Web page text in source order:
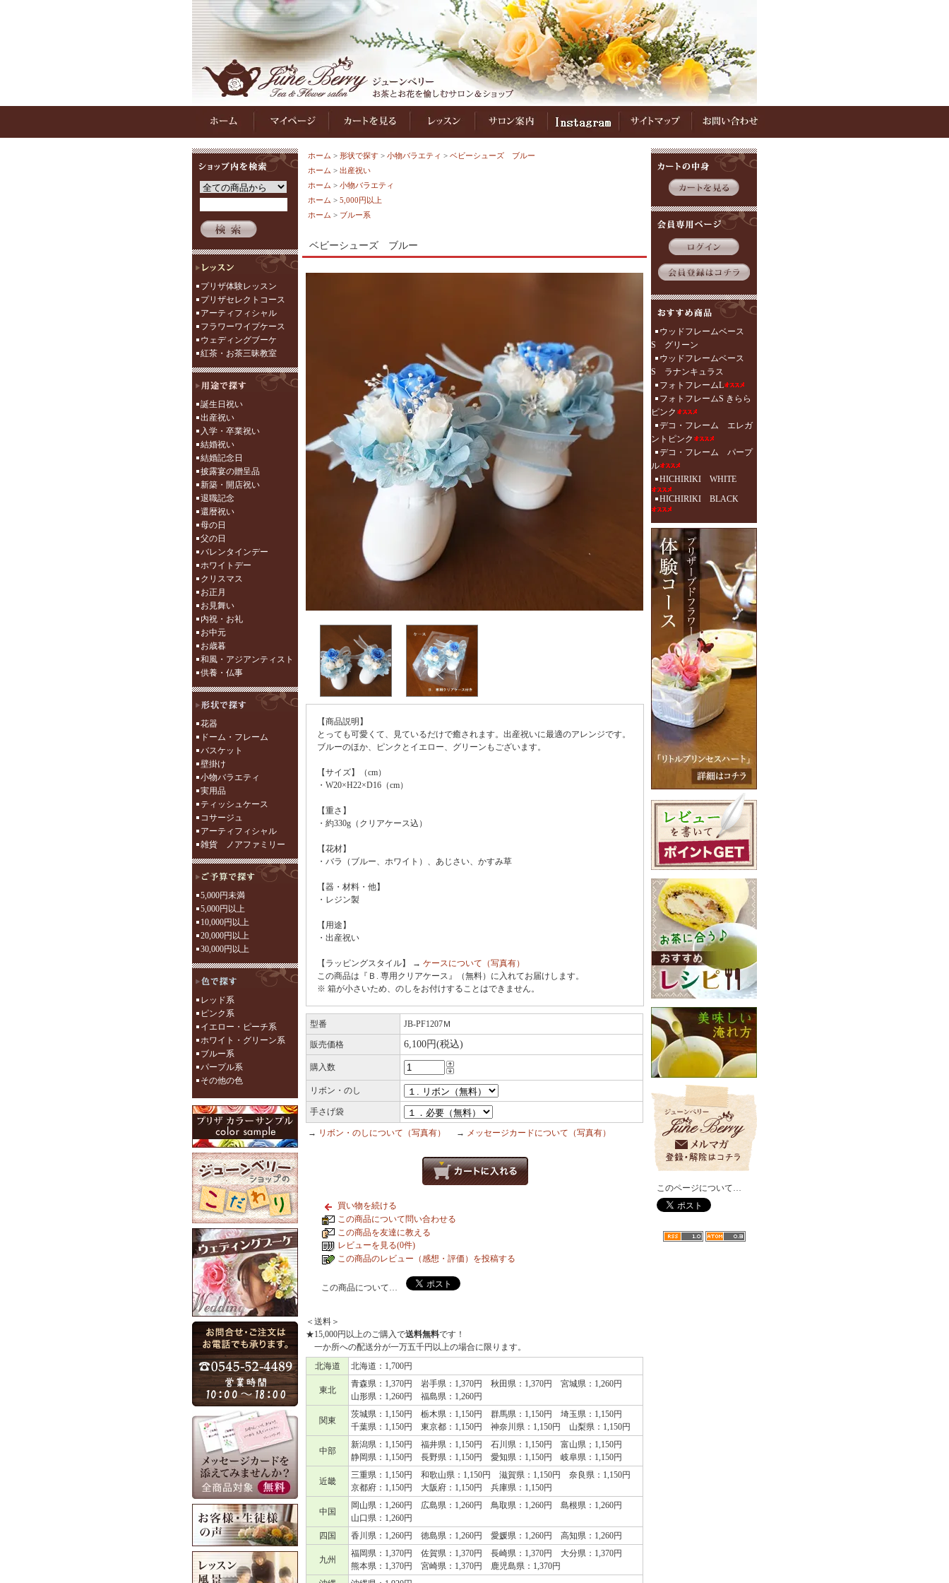
プリザ体験レッスン
プリザセレクトコース
アーティフィシャル
フラワーワイプケース
ウェディングブーケ
紅茶・お茶三昧教室
誕生日祝い
出産祝い
入学・卒業祝い
結婚祝い
結婚記念日
披露宴の贈呈品
新築・開店祝い
退職記念
還暦祝い
母の日
父の日
バレンタインデー
ホワイトデー
クリスマス
お正月
お見舞い
内祝・お礼
お中元
お歳暮
和風・アジアンティスト
供養・仏事
花器
ドーム・フレーム
バスケット
壁掛け
小物バラエティ
実用品
ティッシュケース
コサージュ
アーティフィシャル
雑貨 ノアファミリー
5,000円未満
5,000円以上
10,000円以上
20,000円以上
30,000円以上
レッド系
ピンク系
イエロー・ピーチ系
ホワイト・グリーン系
ブルー系
パープル系
その他の色
ホーム > 形状で探す > 小物バラエティ > ベビーシューズ ブルー
ホーム > 出産祝い
ホーム > 小物バラエティ
ホーム > 5,000円以上
ホーム > ブルー系
ベビーシューズ ブルー
【商品説明】
とっても可愛くて、見ているだけで癒されます。出産祝いに最適のアレンジです。
ブルーのほか、ピンクとイエロー、グリーンもございます。
【サイズ】（cm）
・W20×H22×D16（cm）
【重さ】
・約330g（クリアケース込）
【花材】
・バラ（ブルー、ホワイト）、あじさい、かすみ草
【器・材料・他】
・レジン製
【用途】
・出産祝い
【ラッピングスタイル】 → ケースについて（写真有）
この商品は『Ｂ. 専用クリアケース』（無料）に入れてお届けします。
※ 箱が小さいため、のしをお付けすることはできません。
型番 JB-PF1207Ｍ
販売価格 6,100円(税込)
購入数
リボン・のし
手さげ袋
→ リボン・のしについて（写真有） → メッセージカードについて（写真有）
買い物を続ける
この商品について問い合わせる
この商品を友達に教える
レビューを見る(0件)
この商品のレビュー（感想・評価）を投稿する
この商品について…
＜送料＞
★15,000円以上のご購入で送料無料です！
一か所への配送分が一万五千円以上の場合に限ります。
北海道
北海道：1,700円
東北
青森県：1,370円 岩手県：1,370円 秋田県：1,370円 宮城県：1,260円
山形県：1,260円 福島県：1,260円
関東
茨城県：1,150円 栃木県：1,150円 群馬県：1,150円 埼玉県：1,150円
千葉県：1,150円 東京都：1,150円 神奈川県：1,150円 山梨県：1,150円
中部
新潟県：1,150円 福井県：1,150円 石川県：1,150円 富山県；1,150円
静岡県：1,150円 長野県：1,150円 愛知県：1,150円 岐阜県：1,150円
近畿
三重県：1,150円 和歌山県：1,150円 滋賀県：1,150円 奈良県：1,150円
京都府：1,150円 大阪府：1,150円 兵庫県：1,150円
中国
岡山県：1,260円 広島県：1,260円 鳥取県：1,260円 島根県：1,260円
山口県：1,260円
四国
香川県：1,260円 徳島県：1,260円 愛媛県：1,260円 高知県：1,260円
九州
福岡県：1,370円 佐賀県：1,370円 長崎県：1,370円 大分県：1,370円
熊本県：1,370円 宮崎県：1,370円 鹿児島県：1,370円
ウッドフレームベース
S グリーン
ウッドフレームベース
S ラナンキュラス
フォトフレームL
フォトフレームS きらら
ピンク
デコ・フレーム エレガ
ントピンク
デコ・フレーム パープ
ル
HICHIRIKI WHITE
HICHIRIKI BLACK
このページについて…